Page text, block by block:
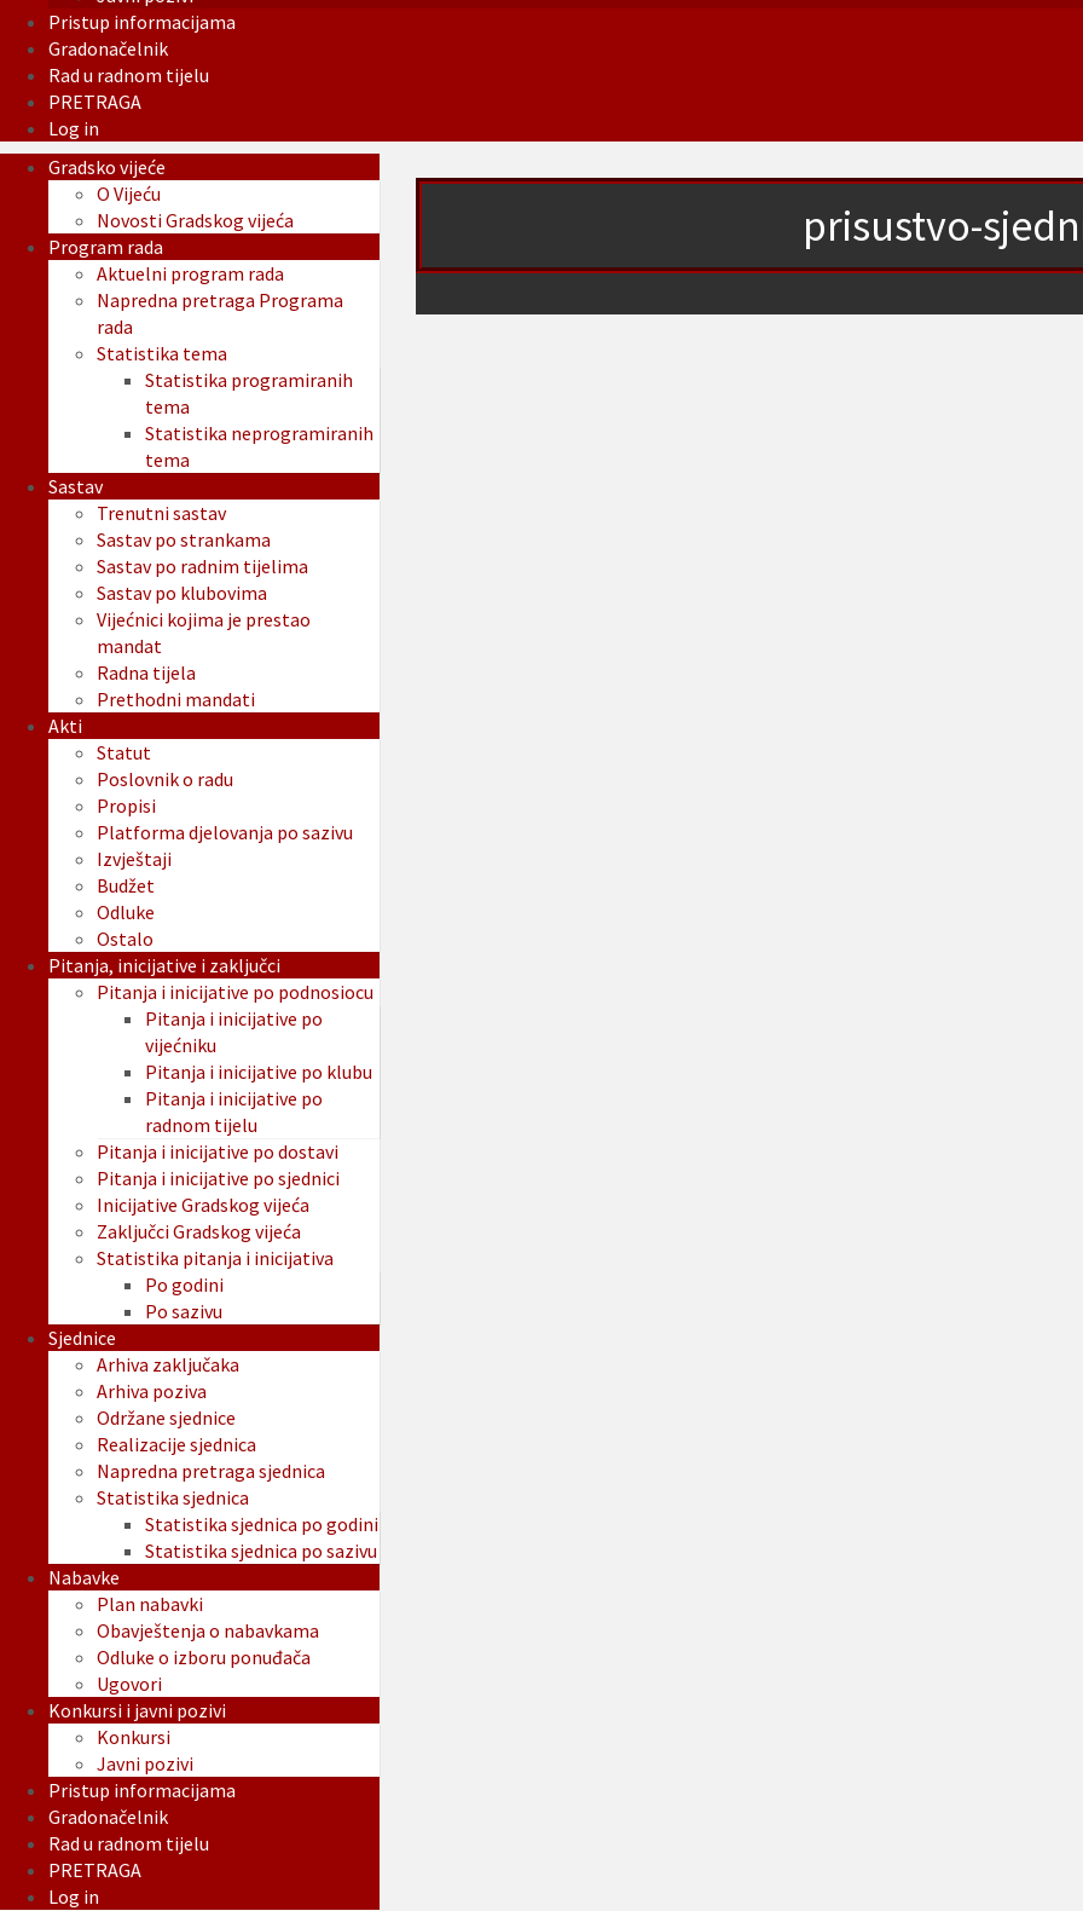
Pristup informacijama
Gradonačelnik
Rad u radnom tijelu
PRETRAGA
Log in
prisustvo-
Gradsko vijeće
O Vijeću
Novosti Gradskog vijeća
Program rada
Aktuelni program rada
Napredna pretraga Programa
rada
Statistika tema
Statistika programiranih
tema
Statistika neprogramiranih
tema
Sastav
Trenutni sastav
Sastav po strankama
Sastav po radnim tijelima
Sastav po klubovima
Vijećnici kojima je prestao
mandat
Radna tijela
Prethodni mandati
Akti
Statut
Poslovnik o radu
Propisi
Platforma djelovanja po sazivu
Izvještaji
Budžet
Odluke
Ostalo
Pitanja, inicijative i zaključci
Pitanja i inicijative po podnosiocu
Pitanja i inicijative po
vijećniku
Pitanja i inicijative po klubu
Pitanja i inicijative po
radnom tijelu
Pitanja i inicijative po dostavi
Pitanja i inicijative po sjednici
Inicijative Gradskog vijeća
Zaključci Gradskog vijeća
Statistika pitanja i inicijativa
Po godini
Po sazivu
Sjednice
Arhiva zaključaka
Arhiva poziva
Održane sjednice
Realizacije sjednica
Napredna pretraga sjednica
Statistika sjednica
Statistika sjednica po godini
Statistika sjednica po sazivu
Nabavke
Plan nabavki
Obavještenja o nabavkama
Odluke o izboru ponuđača
Ugovori
Konkursi i javni pozivi
Konkursi
Javni pozivi
Pristup informacijama
Gradonačelnik
Rad u radnom tijelu
PRETRAGA
Log in